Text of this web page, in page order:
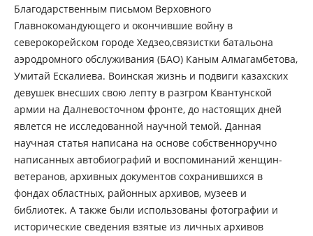
Благодарственным письмом Верховного
Главнокомандующего и окончившие войну в
северокорейском городе Хедзео,связистки батальона
аэродромного обслуживания (БАО) Каным Алмагамбетова,
Умитай Ескалиева. Воинская жизнь и подвиги казахских
девушек внесших свою лепту в разгром Квантунской
армии на Далневосточном фронте, до настоящих дней
явлется не исследованной научной темой. Данная
научная статья написана на основе собственноручно
написанных автобиографий и воспоминаний женщин-
ветеранов, архивных документов сохранившихся в
фондах областных, районных архивов, музеев и
библиотек. А также были использованы фотографии и
исторические сведения взятые из личных архивов